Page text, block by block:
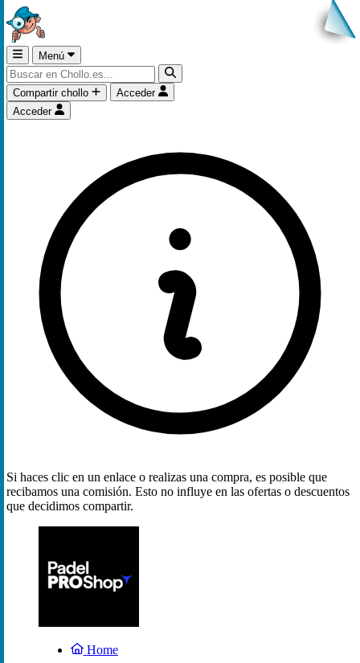
Menú
Compartir chollo
Acceder
Acceder
Si haces clic en un enlace o realizas una compra, es posible que
recibamos una comisión. Esto no influye en las ofertas o descuentos
que decidimos compartir.
Home